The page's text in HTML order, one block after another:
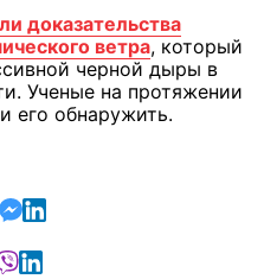
доказательства
ветра, который
черной дыры в
Ученые на протяжении
его обнаружить.
Telegram
в Facebook
в Xв Viber
в Whatsapp
отправить в Messenger
отправить в LinkedIn
Telegram
в Facebook
в X в Google news
Читайте в Viber
Читайте в LinkedIn